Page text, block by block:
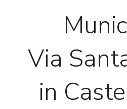
Via
in